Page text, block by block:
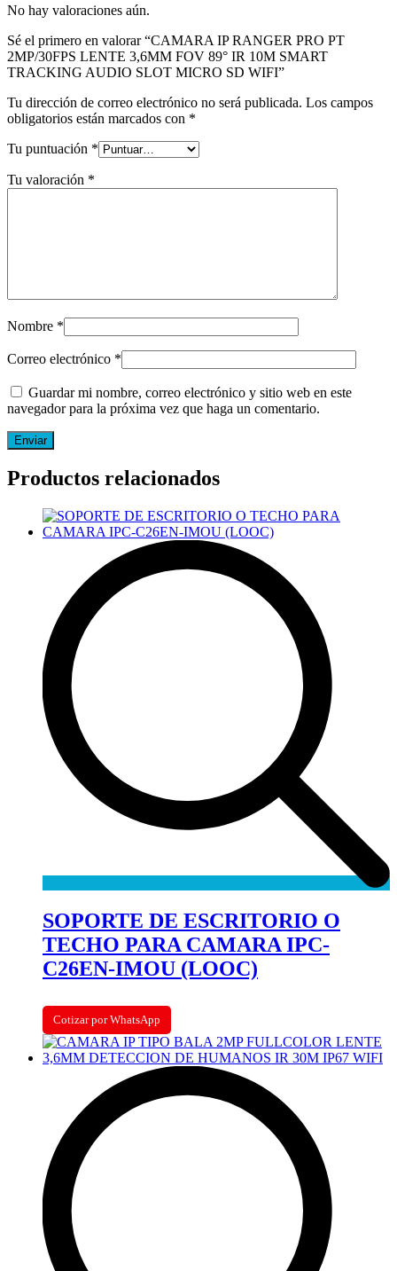
No hay valoraciones aún.
Sé el primero en valorar “CAMARA IP RANGER PRO PT
2MP/30FPS LENTE 3,6MM FOV 89° IR 10M SMART
TRACKING AUDIO SLOT MICRO SD WIFI”
Tu dirección de correo electrónico no será publicada. Los campos
obligatorios están marcados con *
Tu puntuación *
Tu valoración *
Nombre *
Correo electrónico *
Guardar mi nombre, correo electrónico y sitio web en este
navegador para la próxima vez que haga un comentario.
Productos relacionados
SOPORTE DE ESCRITORIO O
TECHO PARA CAMARA IPC-
C26EN-IMOU (LOOC)
Cotizar por WhatsApp